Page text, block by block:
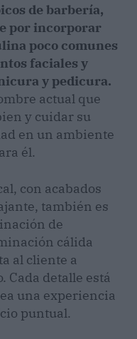
de barbería,
por incorporar
poco comunes
faciales y
y pedicura.
actual que
y cuidar su
en un ambiente
él.
con acabados
también es
de
cálida
al cliente a
Cada detalle está
una experiencia
puntual.